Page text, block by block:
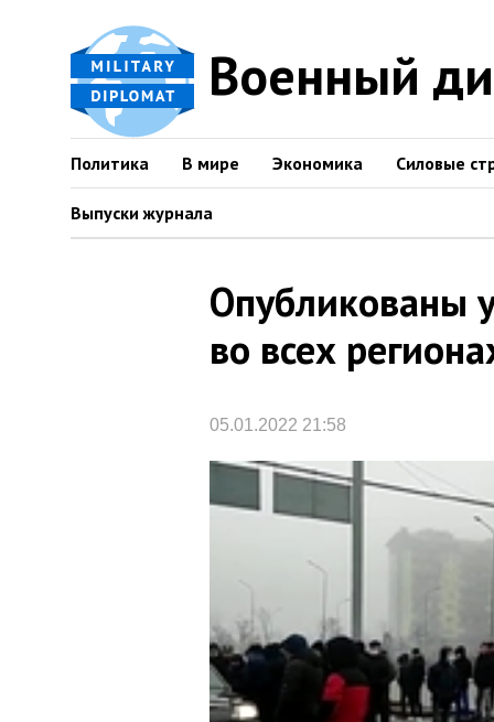
Военный
Политика В мире Экономика Силовые
Выпуски журнала
Опубликованы
во всех
05.01.2022 21:58